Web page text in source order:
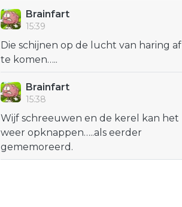
Brainfart
15:39
Die schijnen op de lucht van haring af
te komen…..
Brainfart
15:38
Wijf schreeuwen en de kerel kan het
weer opknappen…..als eerder
gememoreerd.